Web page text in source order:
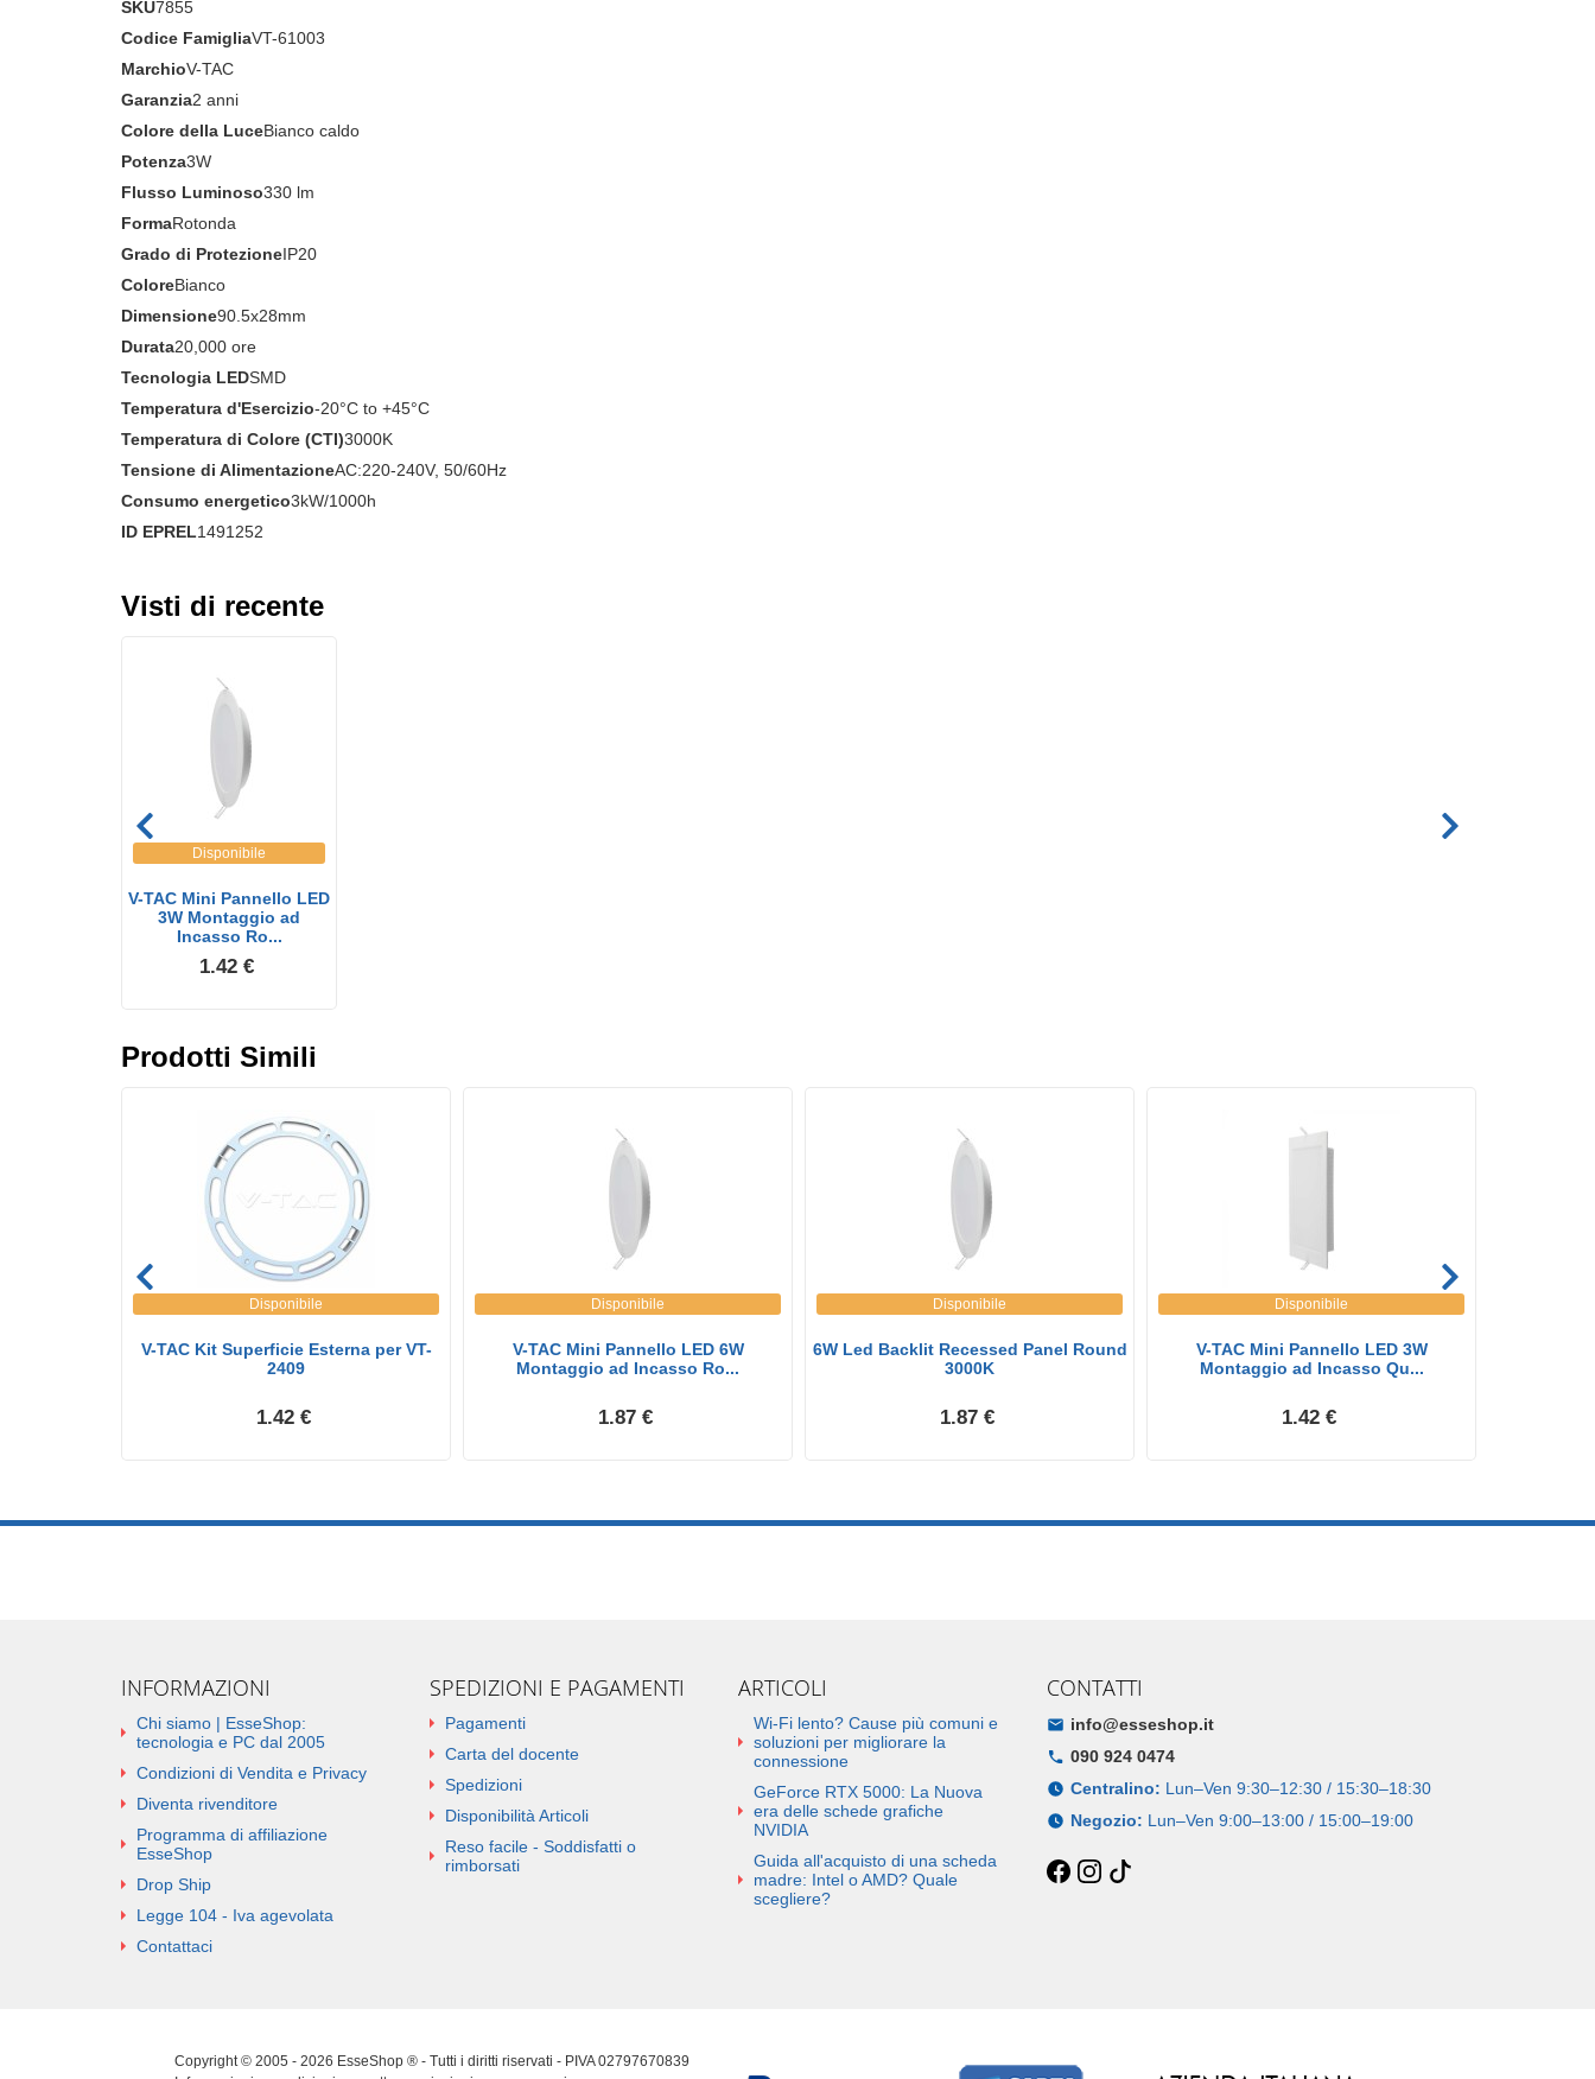
SKU7855
Codice FamigliaVT-61003
MarchioV-TAC
Garanzia2 anni
Colore della LuceBianco caldo
Potenza3W
Flusso Luminoso330 lm
FormaRotonda
Grado di ProtezioneIP20
ColoreBianco
Dimensione90.5x28mm
Durata20,000 ore
Tecnologia LEDSMD
Temperatura d'Esercizio-20°C to +45°C
Temperatura di Colore (CTI)3000K
Tensione di AlimentazioneAC:220-240V, 50/60Hz
Consumo energetico3kW/1000h
ID EPREL1491252
Visti di recente
Disponibile
V-TAC Mini Pannello LED
3W Montaggio ad
Incasso Ro...
1.42 €
Prodotti Simili
Disponibile
V-TAC Kit Superficie Esterna per VT-
2409
1.42 €
Disponibile
V-TAC Mini Pannello LED 6W
Montaggio ad Incasso Ro...
1.87 €
Disponibile
6W Led Backlit Recessed Panel Round
3000K
1.87 €
Disponibile
V-TAC Mini Pannello LED 3W
Montaggio ad Incasso Qu...
1.42 €
INFORMAZIONI
Chi siamo | EsseShop:
tecnologia e PC dal 2005
Condizioni di Vendita e Privacy
Diventa rivenditore
Programma di affiliazione
EsseShop
Drop Ship
Legge 104 - Iva agevolata
Contattaci
SPEDIZIONI E PAGAMENTI
Pagamenti
Carta del docente
Spedizioni
Disponibilità Articoli
Reso facile - Soddisfatti o
rimborsati
ARTICOLI
Wi-Fi lento? Cause più comuni e
soluzioni per migliorare la
connessione
GeForce RTX 5000: La Nuova
era delle schede grafiche
NVIDIA
Guida all'acquisto di una scheda
madre: Intel o AMD? Quale
scegliere?
CONTATTI
info@esseshop.it
090 924 0474
Centralino: Lun–Ven 9:30–12:30 / 15:30–18:30
Negozio: Lun–Ven 9:00–13:00 / 15:00–19:00
Copyright © 2005 - 2026 EsseShop ® - Tutti i diritti riservati - PIVA 02797670839